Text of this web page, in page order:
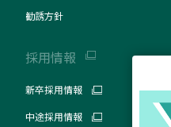
勧誘方針
採用情報
新卒採用情報
中途採用情報